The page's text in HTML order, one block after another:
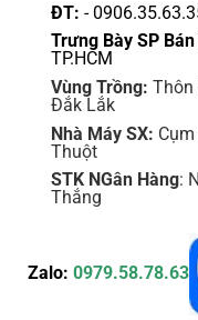
ĐT: -
Trưng Bày SP
TP.HCM
Vùng Trồng: Thôn
Đắk Lắk
Nhà Máy SX:
Thuột
STK NGân Hàng:
Thắng
Zalo: 0979.58.78.63